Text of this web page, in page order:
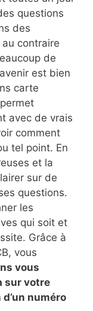
questions
des
contraire
de
est bien
carte
avec de vrais
comment
tel point. En
et la
sur de
questions.
les
qui soit et
Grâce à
vous
vous
sur votre
numéro